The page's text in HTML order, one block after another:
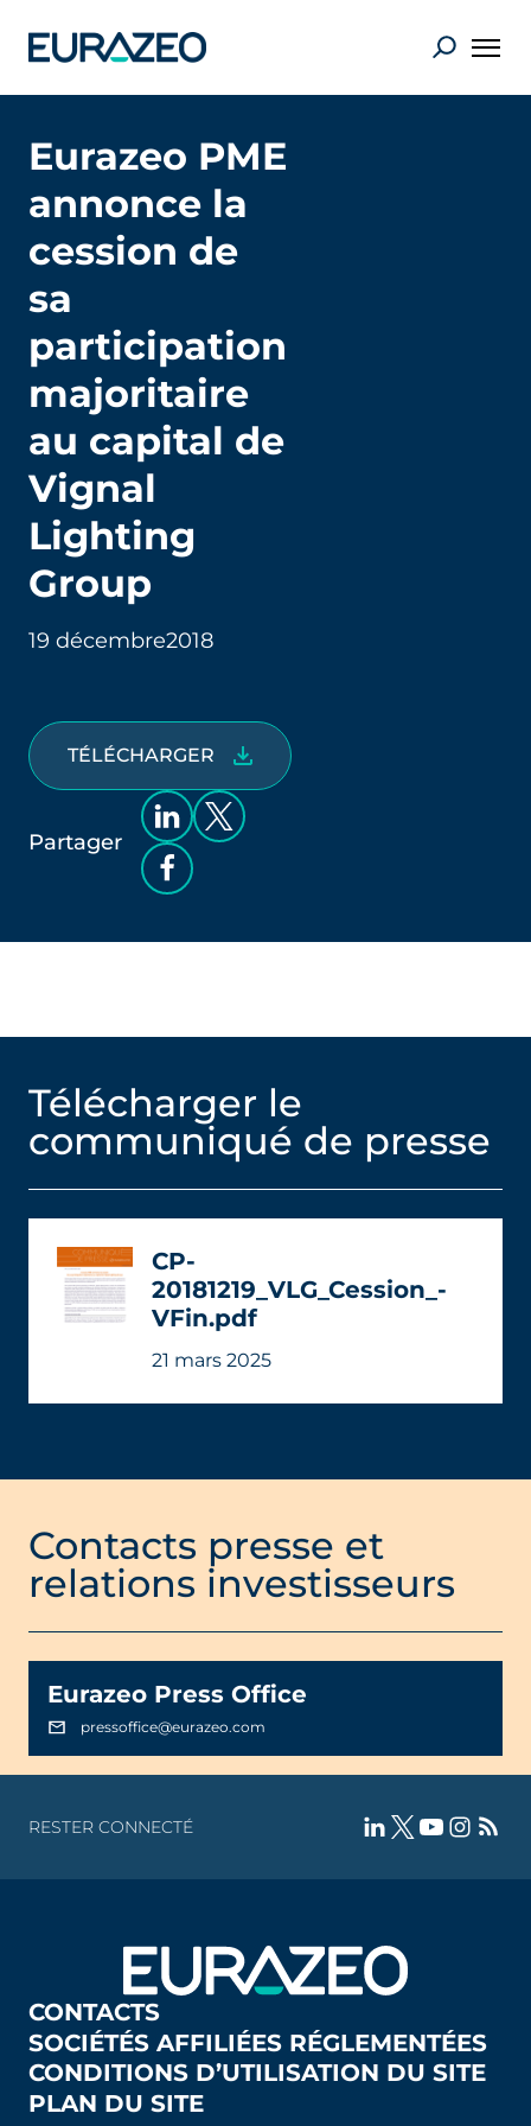
Eurazeo PME
annonce la
cession de
sa
participation
majoritaire
au capital de
Vignal
Lighting
Group
19 décembre2018
TÉLÉCHARGER
Partager
Télécharger le
communiqué de presse
CP-
20181219_VLG_Cession_-
VFin.pdf
21 mars 2025
Contacts presse et
relations investisseurs
Eurazeo Press Office
pressoffice@eurazeo.com
RESTER CONNECTÉ
CONTACTS
SOCIÉTÉS AFFILIÉES RÉGLEMENTÉES
CONDITIONS D’UTILISATION DU SITE
PLAN DU SITE